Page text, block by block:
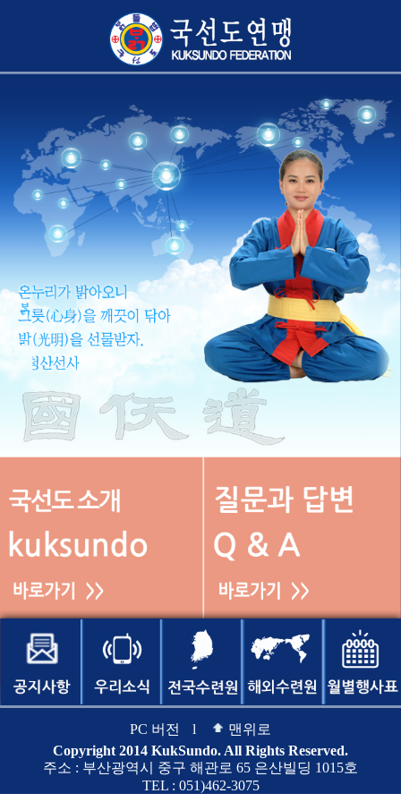
PC 버전 l
맨위로
Copyright 2014 KukSundo. All Rights Reserved.
주소 : 부산광역시 중구 해관로 65 은산빌딩 1015호
TEL : 051)462-3075